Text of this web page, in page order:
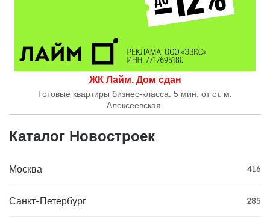
ЖК Лайм. Дом сдан
Готовые квартиры бизнес-класса. 5 мин. от ст. м.
Алексеевская.
Каталог Новостроек
Москва 416
Санкт-Петербург 285